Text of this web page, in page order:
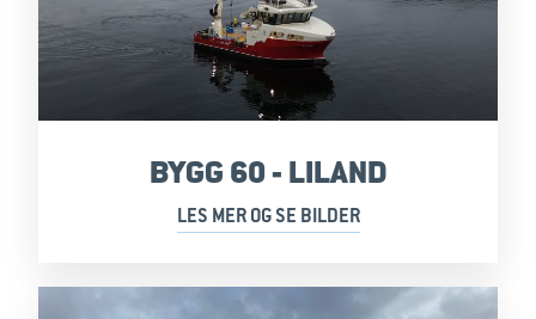
BYGG 60 - LILAND
LES MER OG SE BILDER